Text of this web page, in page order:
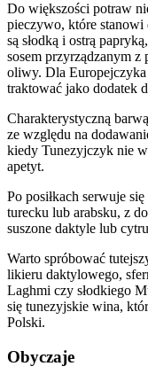
Do większości potraw
pieczywo, które stanowi
są słodką i ostrą
sosem przyrządzanym
oliwy. Dla
traktować jako dodatek
Charakterystyczną
ze względu na
kiedy Tunezyjczyk nie
apetyt.
Po posiłkach serwuje
turecku lub arabsku, z
suszone daktyle lub
Warto spróbować
likieru daktylowego,
Laghmi czy słodkiego
się tunezyjskie wina,
Polski.
Obyczaje